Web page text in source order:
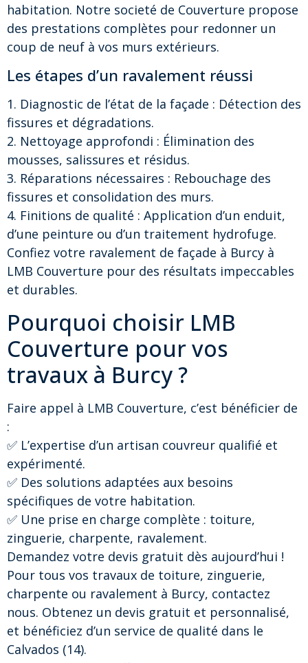
habitation. Notre societé de Couverture propose
des prestations complètes pour redonner un
coup de neuf à vos murs extérieurs.
Les étapes d’un ravalement réussi
1. Diagnostic de l’état de la façade : Détection des
fissures et dégradations.
2. Nettoyage approfondi : Élimination des
mousses, salissures et résidus.
3. Réparations nécessaires : Rebouchage des
fissures et consolidation des murs.
4. Finitions de qualité : Application d’un enduit,
d’une peinture ou d’un traitement hydrofuge.
Confiez votre ravalement de façade à Burcy à
LMB Couverture pour des résultats impeccables
et durables.
Pourquoi choisir LMB
Couverture pour vos
travaux à Burcy ?
Faire appel à LMB Couverture, c’est bénéficier de
:
✅ L’expertise d’un artisan couvreur qualifié et
expérimenté.
✅ Des solutions adaptées aux besoins
spécifiques de votre habitation.
✅ Une prise en charge complète : toiture,
zinguerie, charpente, ravalement.
Demandez votre devis gratuit dès aujourd’hui !
Pour tous vos travaux de toiture, zinguerie,
charpente ou ravalement à Burcy, contactez
nous. Obtenez un devis gratuit et personnalisé,
et bénéficiez d’un service de qualité dans le
Calvados (14).